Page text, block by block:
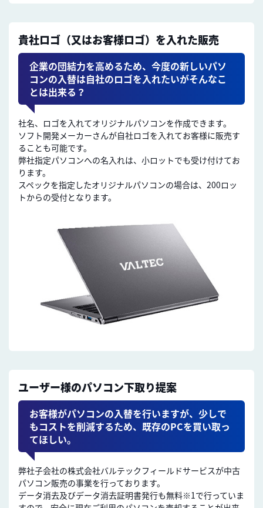
貴社ロゴ（又はお客様ロゴ）を入れた販売
企業の団結力を高めるため、今度の新しいパソ
コンの入替は自社のロゴを入れたいがそんなこ
とは出来る？
社名、ロゴを入れてオリジナルパソコンを作成できます。
ソフト開発メーカーさんが自社ロゴを入れてお客様に販売す
ることも可能です。
弊社指定パソコンへの名入れは、小ロットでも受け付けてお
ります。
スペックを指定したオリジナルパソコンの場合は、200ロッ
トからの受付となります。
ユーザー様のパソコン下取り提案
お客様がパソコンの入替を行いますが、少しで
もコストを削減するため、既存のPCを買い取っ
てほしい。
弊社子会社の株式会社バルテックフィールドサービスが中古
パソコン販売の事業を行っております。
データ消去及びデータ消去証明書発行も無料※1で行っていま